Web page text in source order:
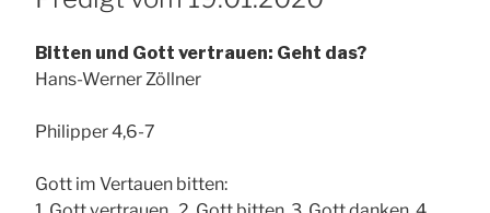
Bitten und Gott vertrauen: Geht das?
Hans-Werner Zöllner
Philipper 4,6-7
Gott im Vertauen bitten: